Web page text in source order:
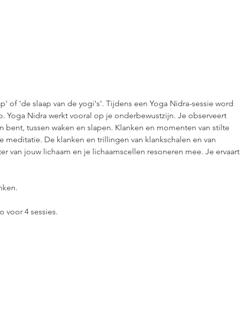
of 'de slaap van de yogi's'. Tijdens een Yoga Nidra-sessie word
Yoga Nidra werkt vooral op je onderbewustzijn. Je observeert
tussen waken en slapen. Klanken en momenten van stilte
De klanken en trillingen van klankschalen en van
van jouw lichaam en je lichaamscellen resoneren mee. Je ervaart
voor 4 sessies.